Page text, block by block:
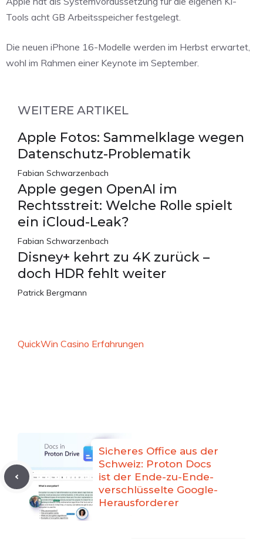
Tools acht GB Arbeitsspeicher festgelegt.
Die neuen iPhone 16-Modelle werden im Herbst erwartet,
wohl im Rahmen einer Keynote im September.
WEITERE ARTIKEL
Apple Fotos: Sammelklage wegen
Datenschutz-Problematik
Fabian Schwarzenbach
Apple gegen OpenAI im
Rechtsstreit: Welche Rolle spielt
ein iCloud-Leak?
Fabian Schwarzenbach
Disney+ kehrt zu 4K zurück –
doch HDR fehlt weiter
Patrick Bergmann
QuickWin Casino Erfahrungen
Sicheres Office aus der
Schweiz: Proton Docs
ist der Ende-zu-Ende-
verschlüsselte Google-
Herausforderer